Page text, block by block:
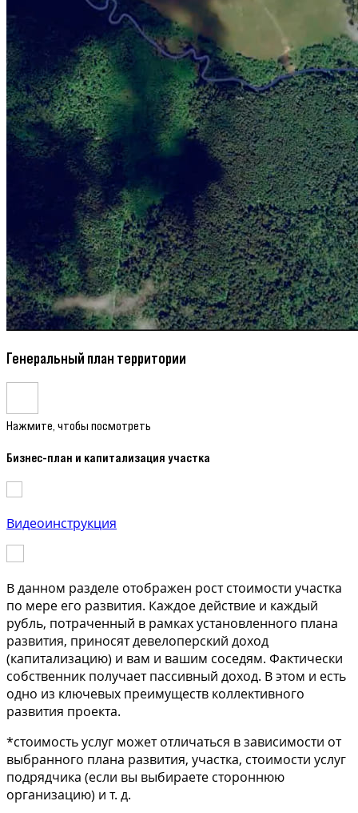
Генеральный план территории
Нажмите, чтобы посмотреть
Бизнес-план и капитализация участка
Видеоинструкция
В данном разделе отображен рост стоимости участка
по мере его развития. Каждое действие и каждый
рубль, потраченный в рамках установленного плана
развития, приносят девелоперский доход
(капитализацию) и вам и вашим соседям. Фактически
собственник получает пассивный доход. В этом и есть
одно из ключевых преимуществ коллективного
развития проекта.
*стоимость услуг может отличаться в зависимости от
выбранного плана развития, участка, стоимости услуг
подрядчика (если вы выбираете стороннюю
организацию) и т. д.